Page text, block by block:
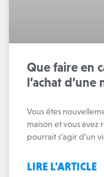
Que faire en
l’achat d’une
Vous êtes
maison et vous avez
pourrait s’agir d’un
LIRE L'ARTICLE